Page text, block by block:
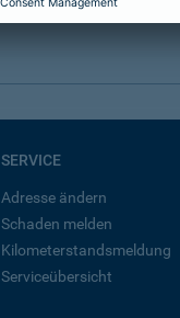
SERVICE
Adresse ändern
Schaden melden
Kilometerstandsmeldung
Serviceübersicht